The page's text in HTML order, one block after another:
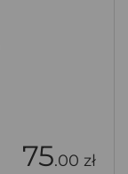
75.00 zł